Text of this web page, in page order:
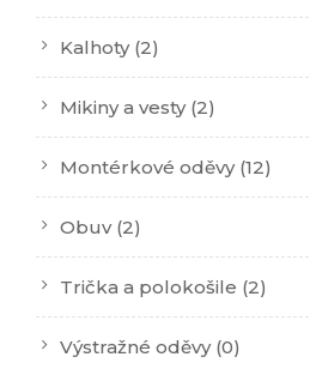
Kalhoty (2)
Mikiny a vesty (2)
Montérkové oděvy (12)
Obuv (2)
Trička a polokošile (2)
Výstražné oděvy (0)